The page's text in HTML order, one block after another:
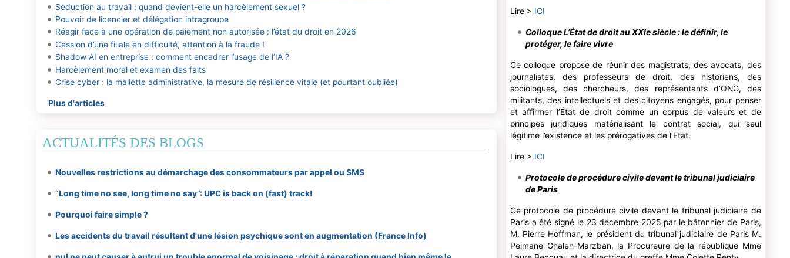
Séduction au travail : quand devient-elle un harcèlement sexuel ?
Pouvoir de licencier et délégation intragroupe
Réagir face à une opération de paiement non autorisée : l’état du droit en 2026
Cession d’une filiale en difficulté, attention à la fraude !
Shadow AI en entreprise : comment encadrer l’usage de l’IA ?
Harcèlement moral et examen des faits
Crise cyber : la mallette administrative, la mesure de résilience vitale (et pourtant oubliée)
Plus d'articles
ACTUALITÉS DES BLOGS
Nouvelles restrictions au démarchage des consommateurs par appel ou SMS
“Long time no see, long time no say”: UPC is back on (fast) track!
Pourquoi faire simple ?
Les accidents du travail résultant d'une lésion psychique sont en augmentation (France Info)
Lire > ICI
Colloque L’État de droit au XXIe siècle : le définir, le
protéger, le faire vivre
Ce colloque propose de réunir des magistrats, des avocats, des
journalistes, des professeurs de droit, des historiens, des
sociologues, des chercheurs, des représentants d’ONG, des
militants, des intellectuels et des citoyens engagés, pour penser
et affirmer l’État de droit comme un corpus de valeurs et de
principes juridiques matérialisant le contrat social, qui seul
légitime l’existence et les prérogatives de l’Etat.
Lire > ICI
Protocole de procédure civile devant le tribunal judiciaire
de Paris
Ce protocole de procédure civile devant le tribunal judiciaire de
Paris a été signé le 23 décembre 2025 par le bâtonnier de Paris,
M. Pierre Hoffman, le président du tribunal judiciaire de Paris M.
Peimane Ghaleh-Marzban, la Procureure de la république Mme